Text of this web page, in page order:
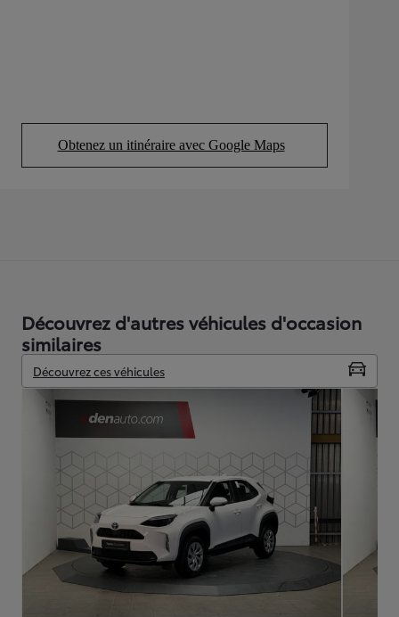
Obtenez un itinéraire avec Google Maps
(Opens in new tab)
Découvrez d'autres véhicules d'occasion
similaires
Découvrez ces véhicules